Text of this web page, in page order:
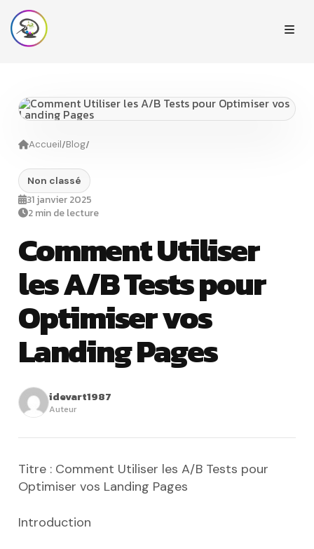
Accueil/Blog/
Non classé
31 janvier 2025
2 min de lecture
Comment Utiliser
les A/B Tests pour
Optimiser vos
Landing Pages
idevart1987
Auteur
Titre : Comment Utiliser les A/B Tests pour
Optimiser vos Landing Pages
Introduction